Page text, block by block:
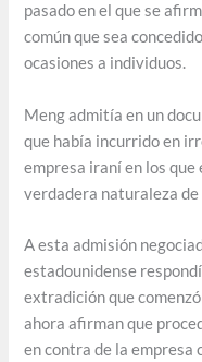
pasado en el que se
común que sea
ocasiones a individuos.
Meng admitía en un
que había incurrido en
empresa iraní en los que
verdadera naturaleza de
A esta admisión
estadounidense
extradición que
ahora afirman que
en contra de la empresa